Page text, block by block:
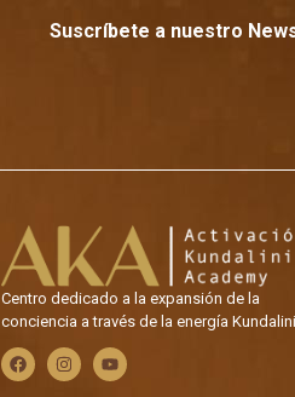
Suscríbete a nuestro
Centro dedicado a la expansión de la
conciencia a través de la energía Kundalini.